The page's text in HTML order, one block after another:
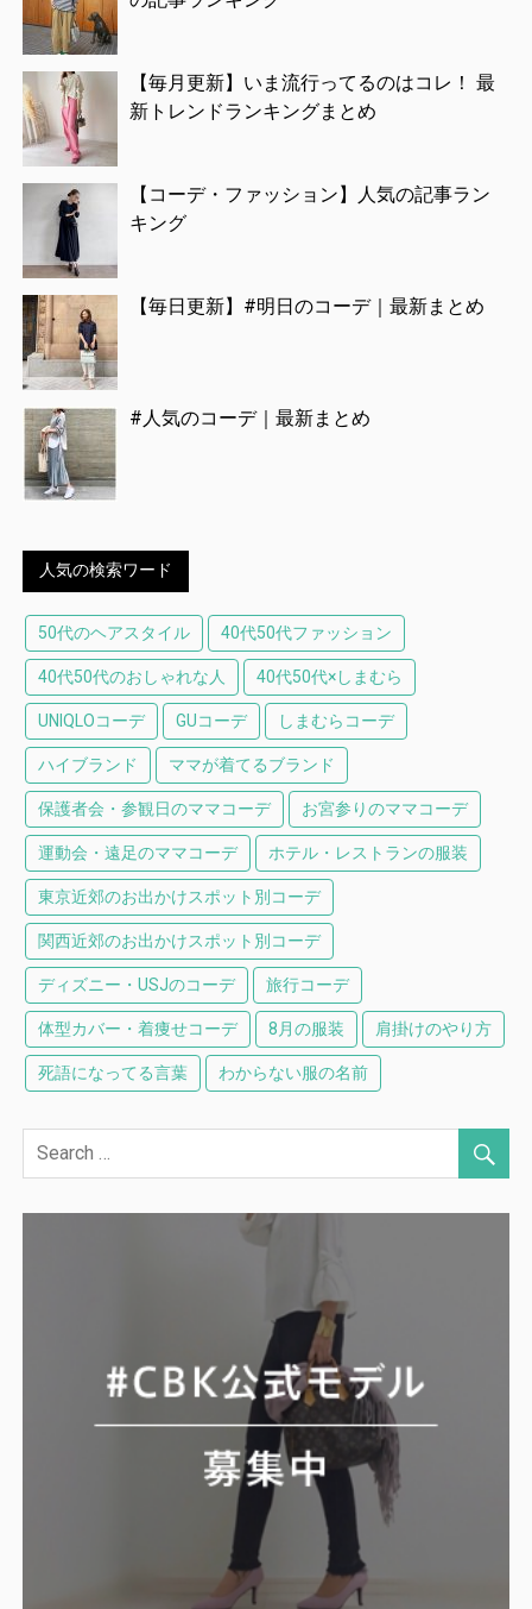
【毎月更新】いま流行ってるのはコレ！ 最
新トレンドランキングまとめ
【コーデ・ファッション】人気の記事ラン
キング
【毎日更新】#明日のコーデ｜最新まとめ
#人気のコーデ｜最新まとめ
人気の検索ワード
50代のヘアスタイル 40代50代ファッション
40代50代のおしゃれな人 40代50代×しまむら
UNIQLOコーデ GUコーデ しまむらコーデ
ハイブランド ママが着てるブランド
保護者会・参観日のママコーデ お宮参りのママコーデ
運動会・遠足のママコーデ ホテル・レストランの服装
東京近郊のお出かけスポット別コーデ
関西近郊のお出かけスポット別コーデ
ディズニー・USJのコーデ 旅行コーデ
体型カバー・着痩せコーデ 8月の服装 肩掛けのやり方
死語になってる言葉 わからない服の名前